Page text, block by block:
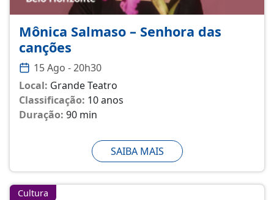
Mônica Salmaso – Senhora das
canções
15 Ago - 20h30
Local: Grande Teatro
Classificação: 10 anos
Duração: 90 min
SAIBA MAIS
Cultura